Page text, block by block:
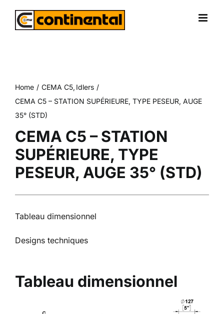
Home CEMA C5 Idlers
CEMA C5 – STATION SUPÉRIEURE, TYPE PESEUR, AUGE
35° (STD)
CEMA C5 – STATION
SUPÉRIEURE, TYPE
PESEUR, AUGE 35° (STD)
Tableau dimensionnel
Designs techniques
Tableau dimensionnel